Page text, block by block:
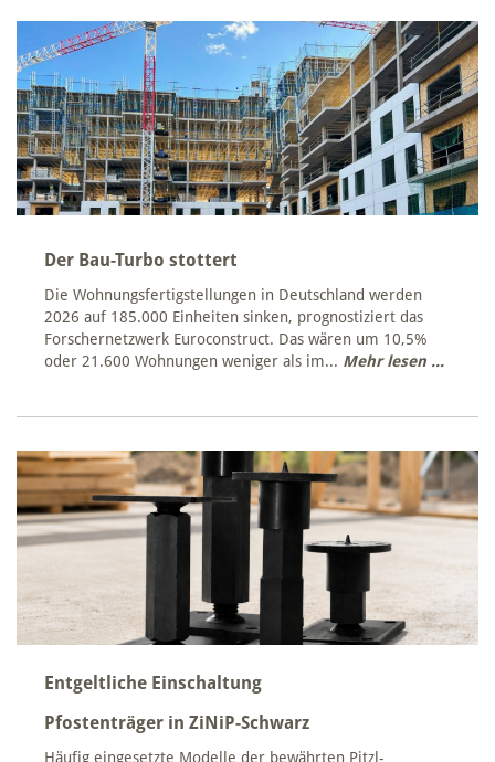
Der Bau-Turbo stottert
Die Wohnungsfertigstellungen in Deutschland werden
2026 auf 185.000 Einheiten sinken, prognostiziert das
Forschernetzwerk Euroconstruct. Das wären um 10,5%
oder 21.600 Wohnungen weniger als im... Mehr lesen ...
Entgeltliche Einschaltung
Pfostenträger in ZiNiP-Schwarz
Häufig eingesetzte Modelle der bewährten Pitzl-